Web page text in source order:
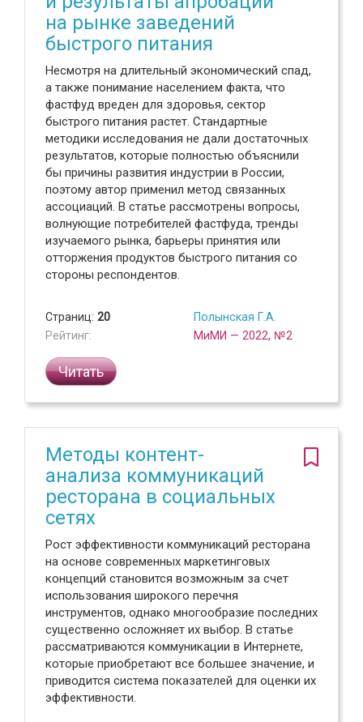
на рынке заведений
быстрого питания
Несмотря на длительный экономический спад,
а также понимание населением факта, что
фастфуд вреден для здоровья, сектор
быстрого питания растет. Стандартные
методики исследования не дали достаточных
результатов, которые полностью объяснили
бы причины развития индустрии в России,
поэтому автор применил метод связанных
ассоциаций. В статье рассмотрены вопросы,
волнующие потребителей фастфуда, тренды
изучаемого рынка, барьеры принятия или
отторжения продуктов быстрого питания со
стороны респондентов.
Страниц: 20
Рейтинг:
Полынская Г.А.
МиМИ — 2022, №2
Читать
Методы контент-
анализа коммуникаций
ресторана в социальных
сетях
Рост эффективности коммуникаций ресторана
на основе современных маркетинговых
концепций становится возможным за счет
использования широкого перечня
инструментов, однако многообразие последних
существенно осложняет их выбор. В статье
рассматриваются коммуникации в Интернете,
которые приобретают все большее значение, и
приводится система показателей для оценки их
эффективности.